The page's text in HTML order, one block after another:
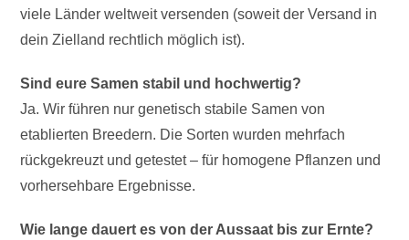
viele Länder weltweit versenden (soweit der Versand in
dein Zielland rechtlich möglich ist).
Sind eure Samen stabil und hochwertig?
Ja. Wir führen nur genetisch stabile Samen von
etablierten Breedern. Die Sorten wurden mehrfach
rückgekreuzt und getestet – für homogene Pflanzen und
vorhersehbare Ergebnisse.
Wie lange dauert es von der Aussaat bis zur Ernte?